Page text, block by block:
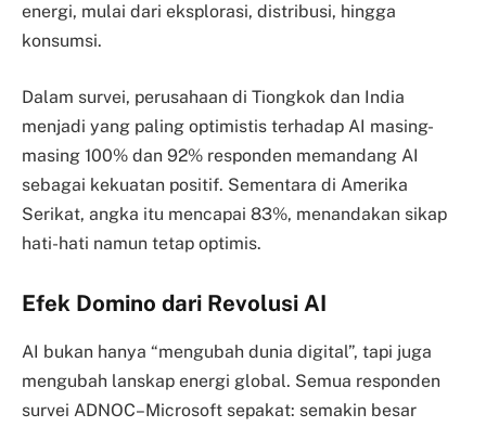
energi, mulai dari eksplorasi, distribusi, hingga
konsumsi.
Dalam survei, perusahaan di Tiongkok dan India
menjadi yang paling optimistis terhadap AI masing-
masing 100% dan 92% responden memandang AI
sebagai kekuatan positif. Sementara di Amerika
Serikat, angka itu mencapai 83%, menandakan sikap
hati-hati namun tetap optimis.
Efek Domino dari Revolusi AI
AI bukan hanya “mengubah dunia digital”, tapi juga
mengubah lanskap energi global. Semua responden
survei ADNOC–Microsoft sepakat: semakin besar